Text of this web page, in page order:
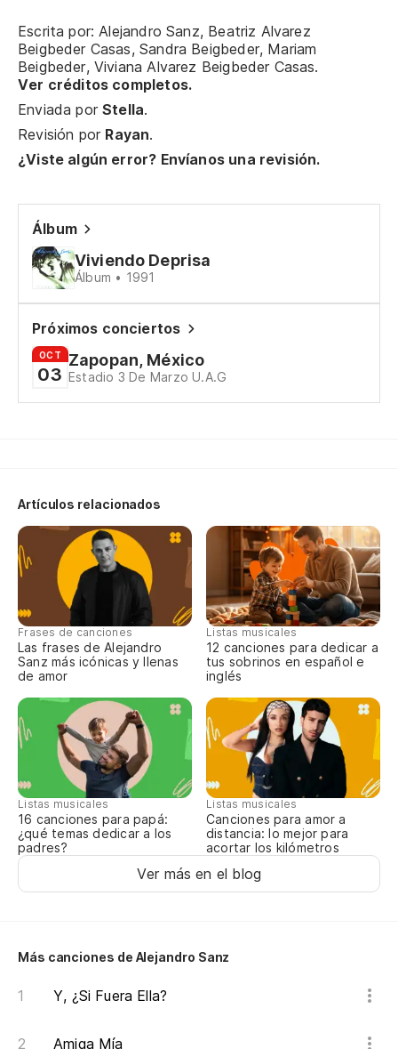
Escrita por: Alejandro Sanz, Beatriz Alvarez
Beigbeder Casas, Sandra Beigbeder, Mariam
Beigbeder, Viviana Alvarez Beigbeder Casas.
Ver créditos completos.
Enviada porStella.
Revisión por Rayan.
¿Viste algún error? Envíanos una revisión.
Álbum
Viviendo Deprisa
Álbum • 1991
Próximos conciertos
OCT
03
Zapopan, México
Estadio 3 De Marzo U.A.G
Artículos relacionados
Frases de canciones
Las frases de Alejandro
Sanz más icónicas y llenas
de amor
Listas musicales
12 canciones para dedicar a
tus sobrinos en español e
inglés
Listas musicales
16 canciones para papá:
¿qué temas dedicar a los
padres?
Listas musicales
Canciones para amor a
distancia: lo mejor para
acortar los kilómetros
Ver más en el blog
Más canciones de Alejandro Sanz
Y, ¿Si Fuera Ella?
Amiga Mía